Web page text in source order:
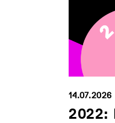
14.07.2026
2022: